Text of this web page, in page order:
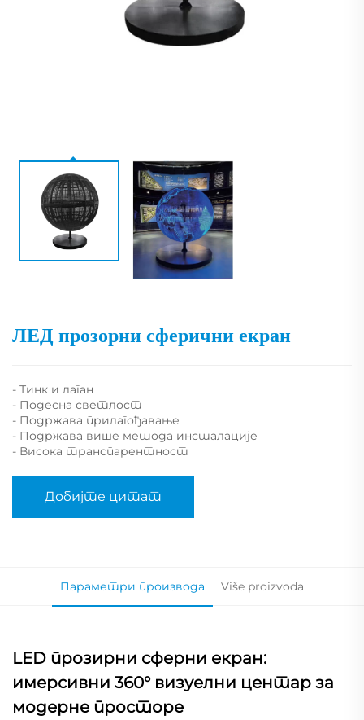
ЛЕД прозорни сферични екран
- Тинк и лаган
- Подесна светлост
- Подржава прилагођавање
- Подржава више метода инсталације
- Висока транспарентност
Добијте цитат
Параметри производа Više proizvoda
LED прозирни сферни екран:
имерсивни 360° визуелни центар за
модерне просторе